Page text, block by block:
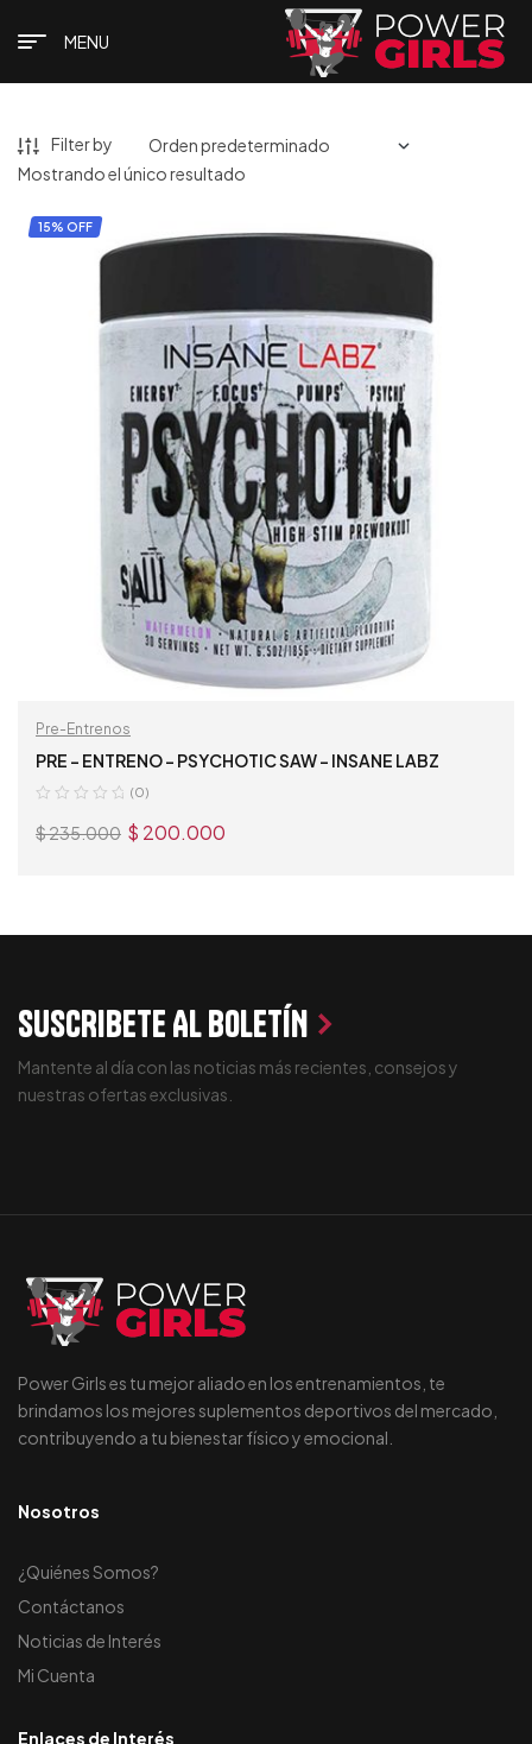
MENU
Filter by
Mostrando el único resultado
15% OFF
Pre-Entrenos
PRE – ENTRENO – PSYCHOTIC SAW – INSANE LABZ
(0)
$235.000 $ 200.000
SUSCRIBETE AL BOLETÍN
Mantente al día con las noticias más recientes, consejos y
nuestras ofertas exclusivas.
Power Girls es tu mejor aliado en los entrenamientos, te
brindamos los mejores suplementos deportivos del mercado,
contribuyendo a tu bienestar físico y emocional.
Nosotros
¿Quiénes Somos?
Contáctanos
Noticias de Interés
Mi Cuenta
Enlaces de Interés